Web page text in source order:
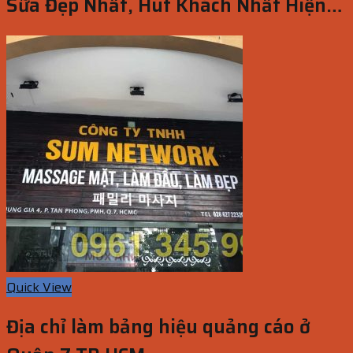
Nay
Quick View
Địa chỉ làm bảng hiệu quảng cáo ở